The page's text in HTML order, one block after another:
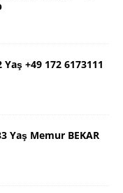
+49 172 6173111
Yaş Memur BEKAR